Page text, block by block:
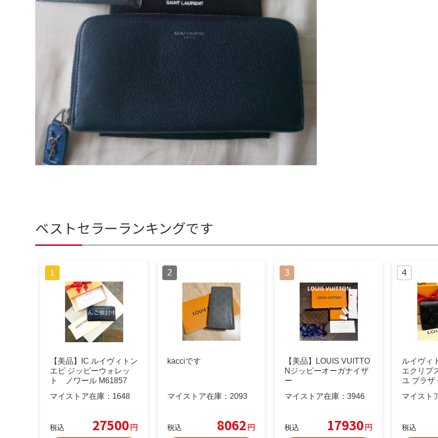
ベストセラーランキングです
【美品】IC ルイヴィトン
エピ ジッピーウォレッ
ト ノワール M61857
マイストア在庫： 1648
税込 27500円
kacciです
マイストア在庫： 2093
税込 8062円
【美品】LOUIS VUITTO
Nジッピーオーガナイザ
ー
マイストア在庫： 3946
税込 17930円
ルイヴィ
エクリプ
ユ ブラザ
マイスト
税込